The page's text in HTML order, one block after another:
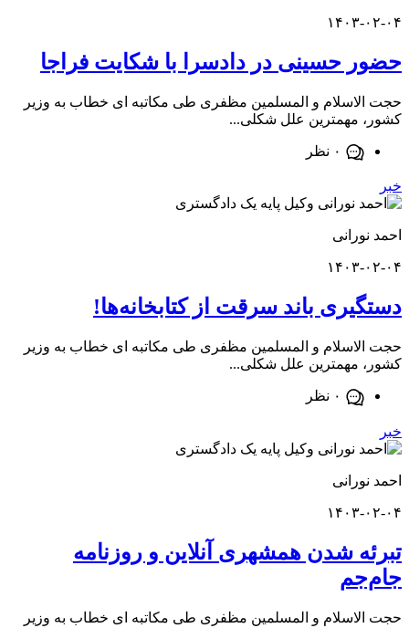
۰۴
حسینی در دادسرا با شکایت فراجا
و المسلمین مظفری طی مکاتبه ای خطاب به وزیر
مهمترین علل شکلی...
۰ نظر
۰۴
باند سرقت از کتابخانه‌ها!
و المسلمین مظفری طی مکاتبه ای خطاب به وزیر
مهمترین علل شکلی...
۰ نظر
۰۴
شدن همشهری آنلاین و روزنامه
و المسلمین مظفری طی مکاتبه ای خطاب به وزیر